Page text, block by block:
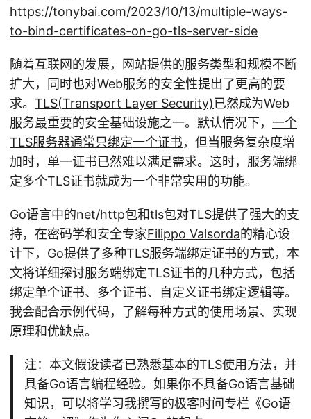
https://tonybai.com/2023/10/13/multiple-ways-
to-bind-certificates-on-go-tls-server-side
随着互联网的发展，网站提供的服务类型和规模不断
扩大，同时也对Web服务的安全性提出了更高的要
求。 TLS(Transport Layer Security)已然成为Web
服务最重要的安全基础设施之一。默认情况下， 一个
TLS服务器通常只绑定一个证书，但当服务复杂度增
加时，单一证书已然难以满足需求。这时，服务端绑
定多个TLS证书就成为一个非常实用的功能。
Go语言中的net/http包和tls包对TLS提供了强大的支
持，在密码学和安全专家Filippo Valsorda的精心设
计下，Go提供了多种TLS服务端绑定证书的方式，本
文将详细探讨服务端绑定TLS证书的几种方式，包括
绑定单个证书、多个证书、自定义证书绑定逻辑等。
我会配合示例代码，了解每种方式的使用场景、实现
原理和优缺点。
注：本文假设读者已熟悉基本的TLS使用方法，并
具备Go语言编程经验。如果你不具备Go语言基础
知识，可以将学习我撰写的极客时间专栏 《Go语